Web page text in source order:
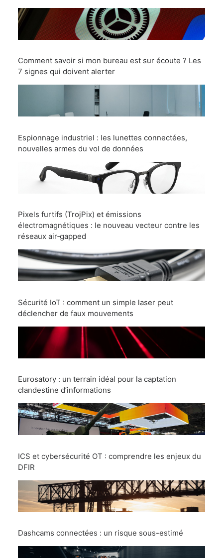
Comment savoir si mon bureau est sur écoute ? Les
7 signes qui doivent alerter
Espionnage industriel : les lunettes connectées,
nouvelles armes du vol de données
Pixels furtifs (TrojPix) et émissions
électromagnétiques : le nouveau vecteur contre les
réseaux air‑gapped
Sécurité IoT : comment un simple laser peut
déclencher de faux mouvements
Eurosatory : un terrain idéal pour la captation
clandestine d’informations
ICS et cybersécurité OT : comprendre les enjeux du
DFIR
Dashcams connectées : un risque sous-estimé